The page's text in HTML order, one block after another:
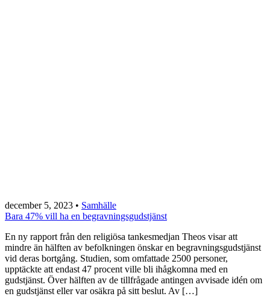
december 5, 2023 • Samhälle
Bara 47% vill ha en begravningsgudstjänst
En ny rapport från den religiösa tankesmedjan Theos visar att
mindre än hälften av befolkningen önskar en begravningsgudstjänst
vid deras bortgång. Studien, som omfattade 2500 personer,
upptäckte att endast 47 procent ville bli ihågkomna med en
gudstjänst. Över hälften av de tillfrågade antingen avvisade idén om
en gudstjänst eller var osäkra på sitt beslut. Av […]